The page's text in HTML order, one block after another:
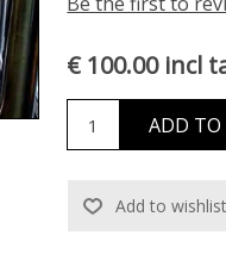
€ 100.00 incl